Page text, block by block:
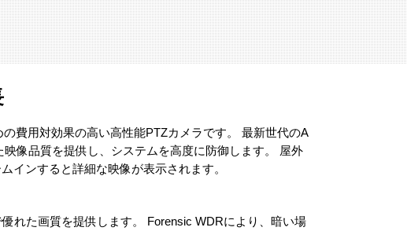
費用対効果の高い高性能PTZカメラです。 最新世代のA
像品質を提供し、システムを高度に防御します。 屋外
インすると詳細な映像が表示されます。
れた画質を提供します。 Forensic WDRにより、暗い場